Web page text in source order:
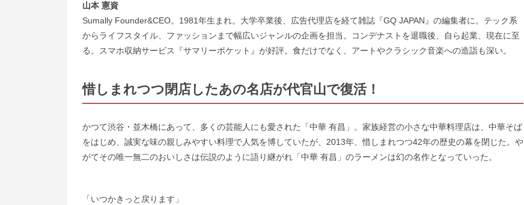
山本 憲資
Sumally Founder&CEO。1981年生まれ。大学卒業後、広告代理店を経て雑誌『GQ JAPAN』の編集者に。テック系
からライフスタイル、ファッションまで幅広いジャンルの企画を担当。コンデナストを退職後、自ら起業、現在に至
る。スマホ収納サービス『サマリーポケット』が好評。食だけでなく、アートやクラシック音楽への造詣も深い。
惜しまれつつ閉店したあの名店が代官山で復活！
かつて渋谷・並木橋にあって、多くの芸能人にも愛された「中華 有昌」。家族経営の小さな中華料理店は、中華そば
をはじめ、誠実な味の親しみやすい料理で人気を博していたが、2013年、惜しまれつつ42年の歴史の幕を閉じた。や
がてその唯一無二のおいしさは伝説のように語り継がれ「中華 有昌」のラーメンは幻の名作となっていった。
「いつかきっと戻ります」